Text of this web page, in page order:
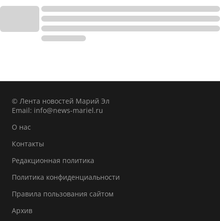
© Лента новостей Марий Эл
Email: info@news-mariel.ru
О нас
Контакты
Редакционная политика
Политика конфиденциальности
Правила пользования сайтом
Архив